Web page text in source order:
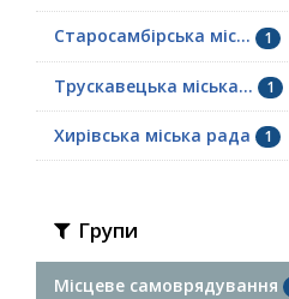
Старосамбірська міс... 1
Трускавецька міська... 1
Хирівська міська рада 1
Групи
Місцеве самоврядування